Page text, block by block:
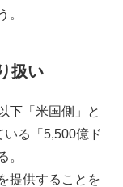
。
扱い
下「米国側」と
る「5,500億ド
。
提供することを